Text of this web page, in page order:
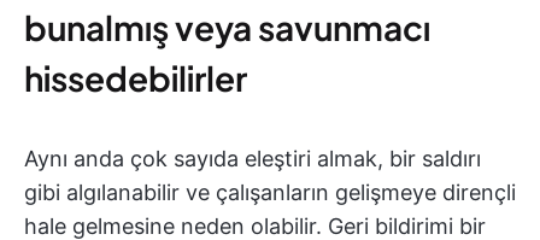
bunalmış veya savunmacı
hissedebilirler
Aynı anda çok sayıda eleştiri almak, bir saldırı
gibi algılanabilir ve çalışanların gelişmeye dirençli
hale gelmesine neden olabilir. Geri bildirimi bir